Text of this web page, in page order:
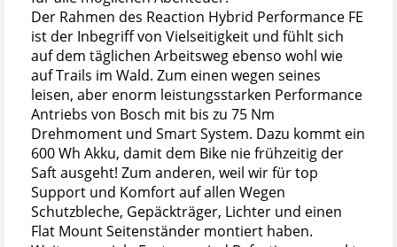
Der Rahmen des Reaction Hybrid Performance FE
ist der Inbegriff von Vielseitigkeit und fühlt sich
auf dem täglichen Arbeitsweg ebenso wohl wie
auf Trails im Wald. Zum einen wegen seines
leisen, aber enorm leistungsstarken Performance
Antriebs von Bosch mit bis zu 75 Nm
Drehmoment und Smart System. Dazu kommt ein
600 Wh Akku, damit dem Bike nie frühzeitig der
Saft ausgeht! Zum anderen, weil wir für top
Support und Komfort auf allen Wegen
Schutzbleche, Gepäckträger, Lichter und einen
Flat Mount Seitenständer montiert haben.